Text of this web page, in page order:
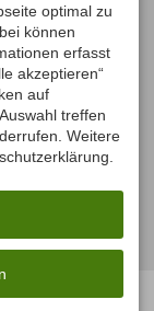
Vimeo
optimal zu
können
erfasst
akzeptieren“
auf
treffen
Weitere